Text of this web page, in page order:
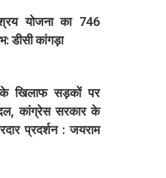
योजना का 746
डीसी कांगड़ा
के खिलाफ सड़कों पर
कांग्रेस सरकार के
प्रदर्शन : जयराम